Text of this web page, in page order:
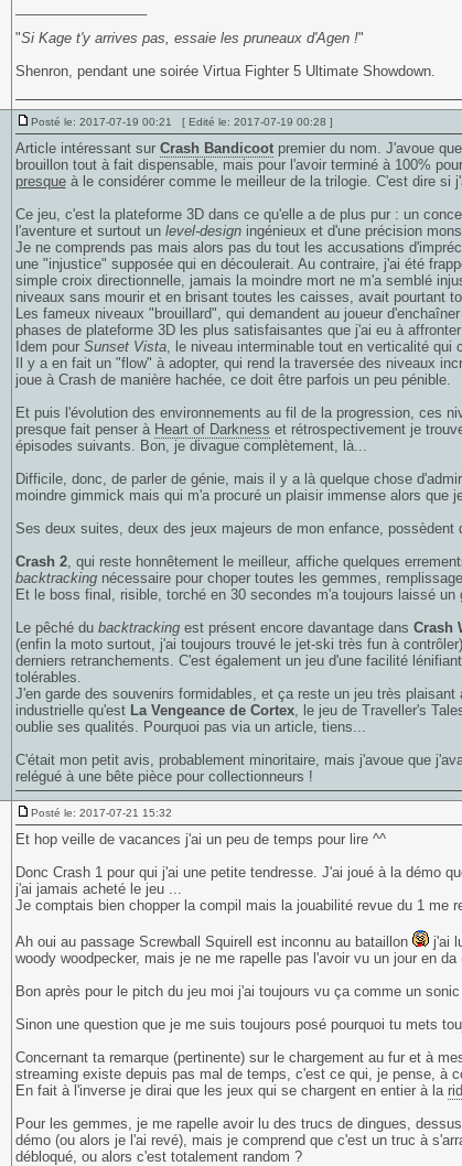
"Si Kage t'y arrives pas, essaie les pruneaux d'Agen !"
Shenron, pendant une soirée Virtua Fighter 5 Ultimate Showdown.
Posté le: 2017-07-19 00:21 [ Edité le: 2017-07-19 00:28 ]
Article intéressant sur Crash Bandicoot premier du nom. J'avoue
brouillon tout à fait dispensable, mais pour l'avoir terminé à 100%
presqueà le considérer comme le meilleur de la trilogie. C'est dire si
Ce jeu, c'est la plateforme 3D dans ce qu'elle a de plus pur : un
l'aventure et surtout un level-designingénieux et d'une précision
Je ne comprends pas mais alors pas du tout les accusations
une "injustice" supposée qui en découlerait. Au contraire, j'ai été
simple croix directionnelle, jamais la moindre mort ne m'a semblé
niveaux sans mourir et en brisant toutes les caisses, avait pourtant
Les fameux niveaux "brouillard", qui demandent au joueur
phases de plateforme 3D les plus satisfaisantes que j'ai eu à
Idem pour Sunset Vista, le niveau interminable tout en verticalité qui
Il y a en fait un "flow" à adopter, qui rend la traversée des niveaux
joue à Crash de manière hachée, ce doit être parfois un peu pénible.
Et puis l'évolution des environnements au fil de la progression, ces
presque fait penser à Heart of Darkness et rétrospectivement je
épisodes suivants. Bon, je divague complètement, là...
Difficile, donc, de parler de génie, mais il y a là quelque chose
moindre gimmick mais qui m'a procuré un plaisir immense alors que
Ses deux suites, deux des jeux majeurs de mon enfance,
Crash 2, qui reste honnêtement le meilleur, affiche quelques
backtrackingnécessaire pour choper toutes les gemmes,
Et le boss final, risible, torché en 30 secondes m'a toujours laissé un
Le pêché du backtrackingest présent encore davantage dans Crash
(enfin la moto surtout, j'ai toujours trouvé le jet-ski très fun à
derniers retranchements. C'est également un jeu d'une facilité
tolérables.
J'en garde des souvenirs formidables, et ça reste un jeu très
industrielle qu'est La Vengeance de Cortex, le jeu de Traveller's
oublie ses qualités. Pourquoi pas via un article, tiens...
C'était mon petit avis, probablement minoritaire, mais j'avoue que
relégué à une bête pièce pour collectionneurs !
Posté le: 2017-07-21 15:32
Et hop veille de vacances j'ai un peu de temps pour lire ^^
Donc Crash 1 pour qui j'ai une petite tendresse. J'ai joué à la démo
j'ai jamais acheté le jeu ...
Je comptais bien chopper la compil mais la jouabilité revue du 1 me
Ah oui au passage Screwball Squirell est inconnu au bataillon
j'ai
woody woodpecker, mais je ne me rapelle pas l'avoir vu un jour en
Bon après pour le pitch du jeu moi j'ai toujours vu ça comme un
Sinon une question que je me suis toujours posé pourquoi tu mets
Concernant ta remarque (pertinente) sur le chargement au fur et à
streaming existe depuis pas mal de temps, c'est ce qui, je pense, à
En fait à l'inverse je dirai que les jeux qui se chargent en entier à la
Pour les gemmes, je me rapelle avoir lu des trucs de dingues,
démo (ou alors je l'ai revé), mais je comprend que c'est un truc à
débloqué, ou alors c'est totalement random ?